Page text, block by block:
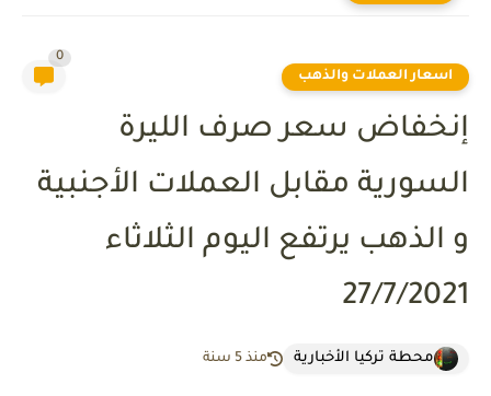
اسعار العملات والذهب
0
إنخفاض سعر صرف الليرة
السورية مقابل العملات الأجنبية
و الذهب يرتفع اليوم الثلاثاء
27/7/2021
محطة تركيا الأخبارية منذ 5 سنة